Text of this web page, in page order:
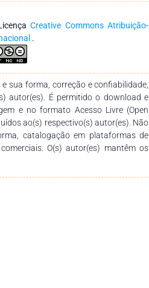
fomentar uma saúde masculina de
associada ao sistema
Creative Commons Atribuição-
.
sua forma, correção e confiabilidade,
autor(es). É permitido o download e
e no formato Acesso Livre (Open
ao(s) respectivo(s) autor(es). Não
catalogação em plataformas de
O(s) autor(es) mantêm os